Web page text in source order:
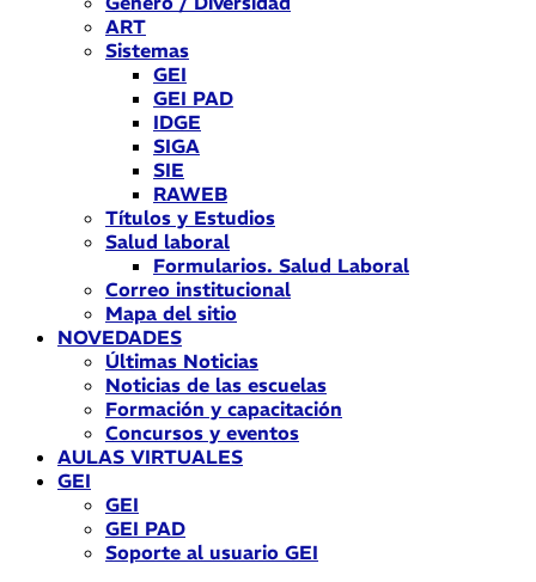
ART
Sistemas
GEI
GEI PAD
IDGE
SIGA
SIE
RAWEB
Títulos y Estudios
Salud laboral
Formularios. Salud Laboral
Correo institucional
Mapa del sitio
NOVEDADES
Últimas Noticias
Noticias de las escuelas
Formación y capacitación
Concursos y eventos
AULAS VIRTUALES
GEI
GEI
GEI PAD
Soporte al usuario GEI